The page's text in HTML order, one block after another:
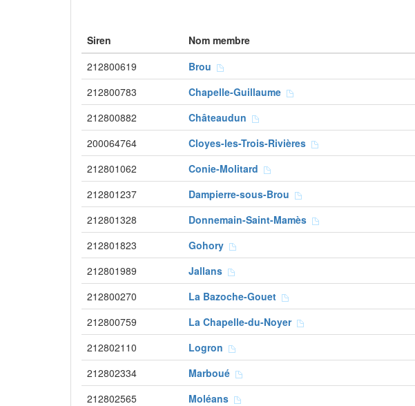
Siren Nom membre
212800619
Brou
212800783 Chapelle-Guillaume
212800882 Châteaudun
200064764 Cloyes-les-Trois-Rivières
212801062 Conie-Molitard
212801237 Dampierre-sous-Brou
212801328 Donnemain-Saint-Mamès
212801823 Gohory
212801989 Jallans
212800270 La Bazoche-Gouet
212800759 La Chapelle-du-Noyer
212802110 Logron
212802334 Marboué
212802565 Moléans